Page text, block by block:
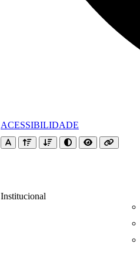
ACESSIBILIDADE
Institucional